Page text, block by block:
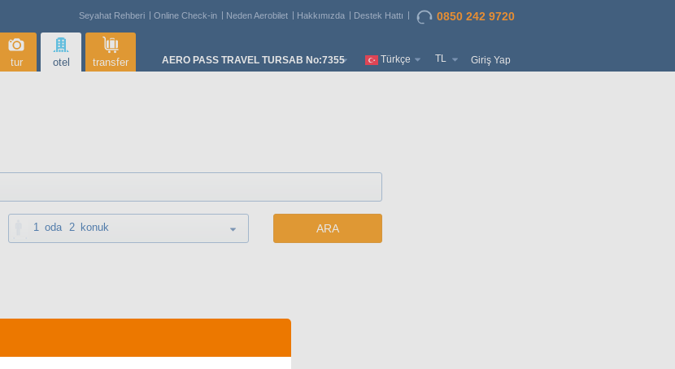
Seyahat Rehberi Online Check-in Neden Aerobilet Hakkımızda Destek Hattı 0850 242 9720
tur otel transfer AERO PASS TRAVEL TURSAB No:7355 Türkçe TL Giriş Yap
1 oda 2 konuk ARA